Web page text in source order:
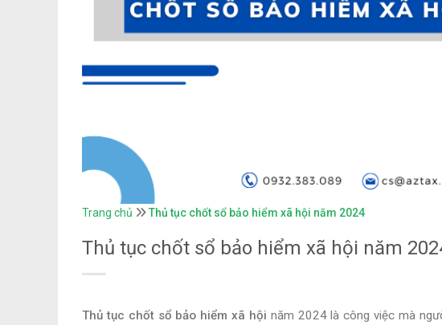
Trang chủ Thủ tục chốt sổ bảo hiểm xã hội năm 2024
Thủ tục chốt sổ bảo hiểm xã hội năm
Thủ tục chốt sổ bảo hiểm xã hội năm 2024 là công việc mà